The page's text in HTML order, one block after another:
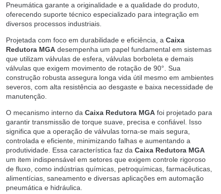
Pneumática garante a originalidade e a qualidade do produto,
oferecendo suporte técnico especializado para integração em
diversos processos industriais.
Projetada com foco em durabilidade e eficiência, a Caixa
Redutora MGA desempenha um papel fundamental em sistemas
que utilizam válvulas de esfera, válvulas borboleta e demais
válvulas que exigem movimento de rotação de 90°. Sua
construção robusta assegura longa vida útil mesmo em ambientes
severos, com alta resistência ao desgaste e baixa necessidade de
manutenção.
O mecanismo interno da Caixa Redutora MGA foi projetado para
garantir transmissão de torque suave, precisa e confiável. Isso
significa que a operação de válvulas torna-se mais segura,
controlada e eficiente, minimizando falhas e aumentando a
produtividade. Essa característica faz da Caixa Redutora MGA
um item indispensável em setores que exigem controle rigoroso
de fluxo, como indústrias químicas, petroquímicas, farmacêuticas,
alimentícias, saneamento e diversas aplicações em automação
pneumática e hidráulica.